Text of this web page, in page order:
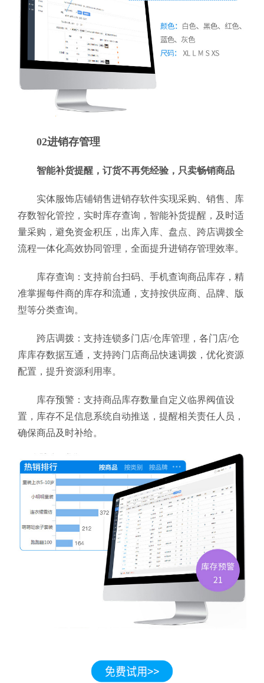
02进销存管理
智能补货提醒，订货不再凭经验，只卖畅销商品
实体服饰店铺销售进销存软件实现采购、销售、库
存数智化管控，实时库存查询，智能补货提醒，及时适
量采购，避免资金积压，出库入库、盘点、跨店调拨全
流程一体化高效协同管理，全面提升进销存管理效率。
库存查询：支持前台扫码、手机查询商品库存，精
准掌握每件商的库存和流通，支持按供应商、品牌、版
型等分类查询。
跨店调拨：支持连锁多门店/仓库管理，各门店/仓
库库存数据互通，支持跨门店商品快速调拨，优化资源
配置，提升资源利用率。
库存预警：支持商品库存数量自定义临界阀值设
置，库存不足信息系统自动推送，提醒相关责任人员，
确保商品及时补给。